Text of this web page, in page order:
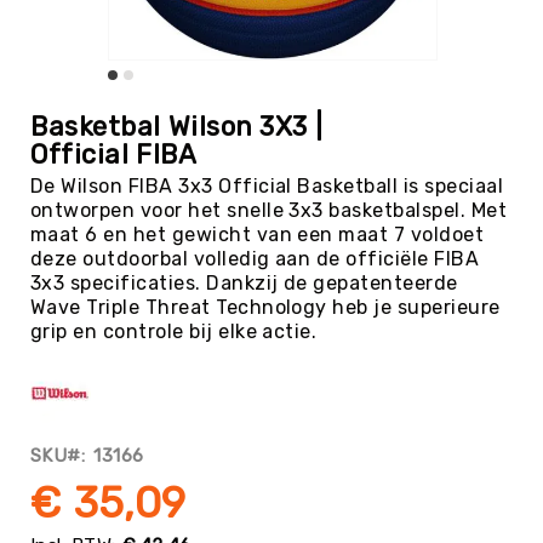
Tag
Atletiek
Badminton
Basketbal
Beachvolleybal
Boksen
Boogschieten
Biljart
/
Pool
Cornhole
Dans
Muziek
naar
het
begin
van
de
afbeeldingen-
gallerij
Basketbal Wilson 3X3 |
Official FIBA
De Wilson FIBA 3x3 Official Basketball is speciaal
ontworpen voor het snelle 3x3 basketbalspel. Met
maat 6 en het gewicht van een maat 7 voldoet
deze outdoorbal volledig aan de officiële FIBA
3x3 specificaties. Dankzij de gepatenteerde
Wave Triple Threat Technology heb je superieure
grip en controle bij elke actie.
SKU 13166
€ 35,09